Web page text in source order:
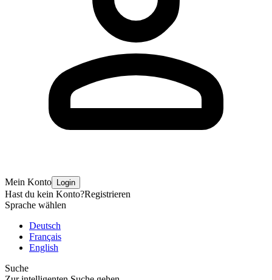
Mein Konto Login
Hast du kein Konto?Registrieren
Sprache wählen
Deutsch
Français
English
Suche